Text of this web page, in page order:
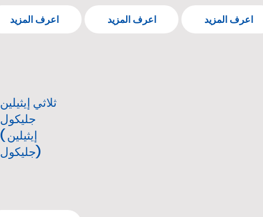
اعرف المزيد اعرف المزيد اعرف المزيد
ثلاثي إيثيلين
جليكول
( إيثيلين
جليكول)